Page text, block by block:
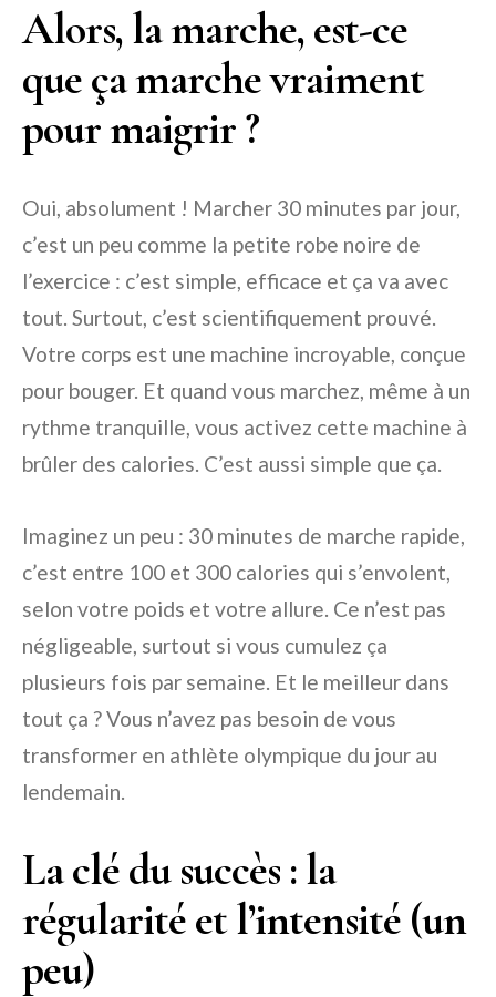
Alors, la marche, est-ce
que ça marche vraiment
pour maigrir ?
Oui, absolument ! Marcher 30 minutes par jour,
c’est un peu comme la petite robe noire de
l’exercice : c’est simple, efficace et ça va avec
tout. Surtout, c’est scientifiquement prouvé.
Votre corps est une machine incroyable, conçue
pour bouger. Et quand vous marchez, même à un
rythme tranquille, vous activez cette machine à
brûler des calories. C’est aussi simple que ça.
Imaginez un peu : 30 minutes de marche rapide,
c’est entre 100 et 300 calories qui s’envolent,
selon votre poids et votre allure. Ce n’est pas
négligeable, surtout si vous cumulez ça
plusieurs fois par semaine. Et le meilleur dans
tout ça ? Vous n’avez pas besoin de vous
transformer en athlète olympique du jour au
lendemain.
La clé du succès : la
régularité et l’intensité (un
peu)